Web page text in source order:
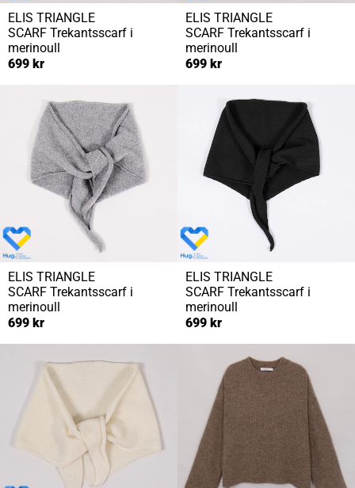
ELIS TRIANGLE
SCARF Trekantsscarf i
merinoull
699 kr
ELIS TRIANGLE
SCARF Trekantsscarf i
merinoull
699 kr
ELIS TRIANGLE
SCARF Trekantsscarf i
merinoull
699 kr
ELIS TRIANGLE
SCARF Trekantsscarf i
merinoull
699 kr